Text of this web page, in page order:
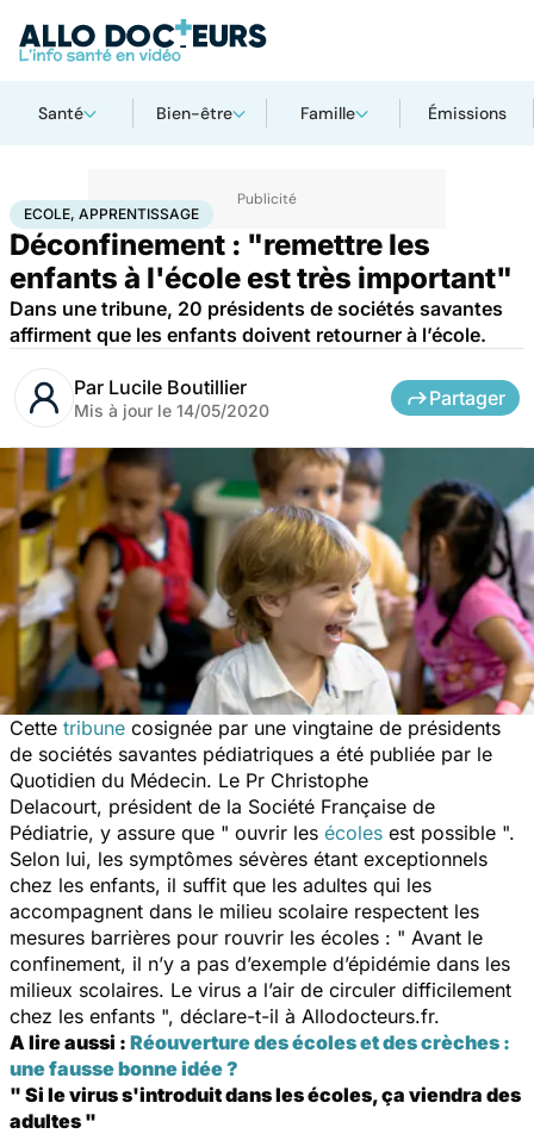
Santé Bien-être Famille Émissions
AccueilFamilleEnfantEcole, apprentissage
ECOLE, APPRENTISSAGE
Déconfinement : "remettre les
enfants à l'école est très important"
Dans une tribune, 20 présidents de sociétés savantes
affirment que les enfants doivent retourner à l’école.
Par Lucile Boutillier
Mis à jour le 14/05/2020
Partager
Cette tribune cosignée par une vingtaine de présidents
de sociétés savantes pédiatriques a été publiée par le
Quotidien du Médecin. Le Pr Christophe
Delacourt, président de la Société Française de
Pédiatrie, y assure que " ouvrir les écoles est possible ".
Selon lui, les symptômes sévères étant exceptionnels
chez les enfants, il suffit que les adultes qui les
accompagnent dans le milieu scolaire respectent les
mesures barrières pour rouvrir les écoles : " Avant le
confinement, il n’y a pas d’exemple d’épidémie dans les
milieux scolaires. Le virus a l’air de circuler difficilement
chez les enfants ", déclare-t-il à Allodocteurs.fr.
A lire aussi : Réouverture des écoles et des crèches :
une fausse bonne idée ?
" Si le virus s'introduit dans les écoles, ça viendra des
adultes "